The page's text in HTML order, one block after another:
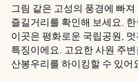
그림 같은 고성의 풍경에 빠
즐길거리를 확인해 보세요.
이곳은 평화로운 국립공원,
특징이에요. 고요한 사원 주
산봉우리를 하이킹할 수 있어